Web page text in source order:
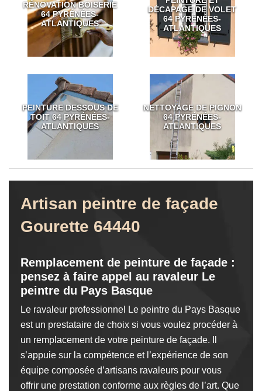
RÉNOVATION BOISERIE
64 PYRÉNÉES-
ATLANTIQUES
DÉCAPAGE DE VOLET
64 PYRÉNÉES-
ATLANTIQUES
PEINTURE DESSOUS DE
TOIT 64 PYRÉNÉES-
ATLANTIQUES
NETTOYAGE DE PIGNON
64 PYRÉNÉES-
ATLANTIQUES
Artisan peintre de façade
Gourette 64440
Remplacement de peinture de façade :
pensez à faire appel au ravaleur Le
peintre du Pays Basque
Le ravaleur professionnel Le peintre du Pays Basque
est un prestataire de choix si vous voulez procéder à
un remplacement de votre peinture de façade. Il
s’appuie sur la compétence et l’expérience de son
équipe composée d’artisans ravaleurs pour vous
offrir une prestation conforme aux règles de l’art. Que